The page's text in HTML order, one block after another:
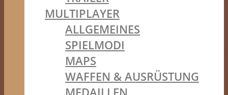
MULTIPLAYER
ALLGEMEINES
SPIELMODI
MAPS
WAFFEN & AUSRÜSTUNG